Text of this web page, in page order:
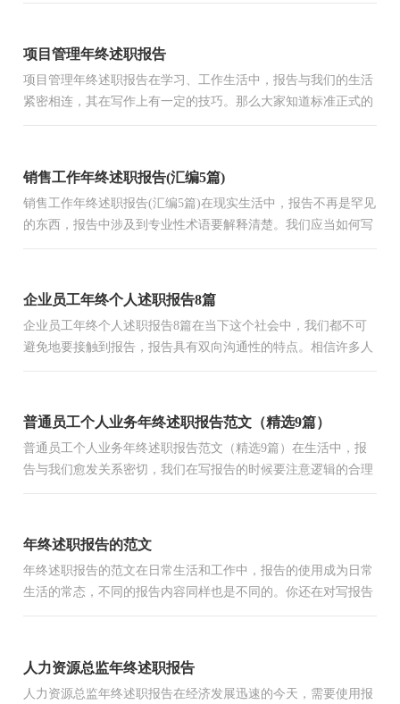
项目管理年终述职报告
项目管理年终述职报告在学习、工作生活中，报告与我们的生活
紧密相连，其在写作上有一定的技巧。那么大家知道标准正式的
销售工作年终述职报告(汇编5篇)
销售工作年终述职报告(汇编5篇)在现实生活中，报告不再是罕见
的东西，报告中涉及到专业性术语要解释清楚。我们应当如何写
企业员工年终个人述职报告8篇
企业员工年终个人述职报告8篇在当下这个社会中，我们都不可
避免地要接触到报告，报告具有双向沟通性的特点。相信许多人
普通员工个人业务年终述职报告范文（精选9篇）
普通员工个人业务年终述职报告范文（精选9篇）在生活中，报
告与我们愈发关系密切，我们在写报告的时候要注意逻辑的合理
年终述职报告的范文
年终述职报告的范文在日常生活和工作中，报告的使用成为日常
生活的常态，不同的报告内容同样也是不同的。你还在对写报告
人力资源总监年终述职报告
人力资源总监年终述职报告在经济发展迅速的今天，需要使用报